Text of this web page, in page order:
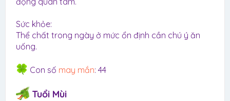
Sức khỏe:
Thể chất trong ngày ở mức ổn định cần chú ý ăn
uống.
Con số may mắn: 44
Tuổi Mùi